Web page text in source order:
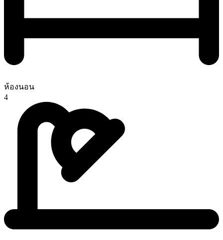
ห้องนอน
4